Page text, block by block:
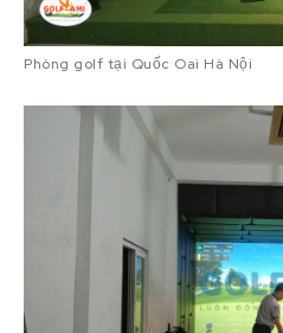
Phòng golf tại Quốc Oai Hà Nội